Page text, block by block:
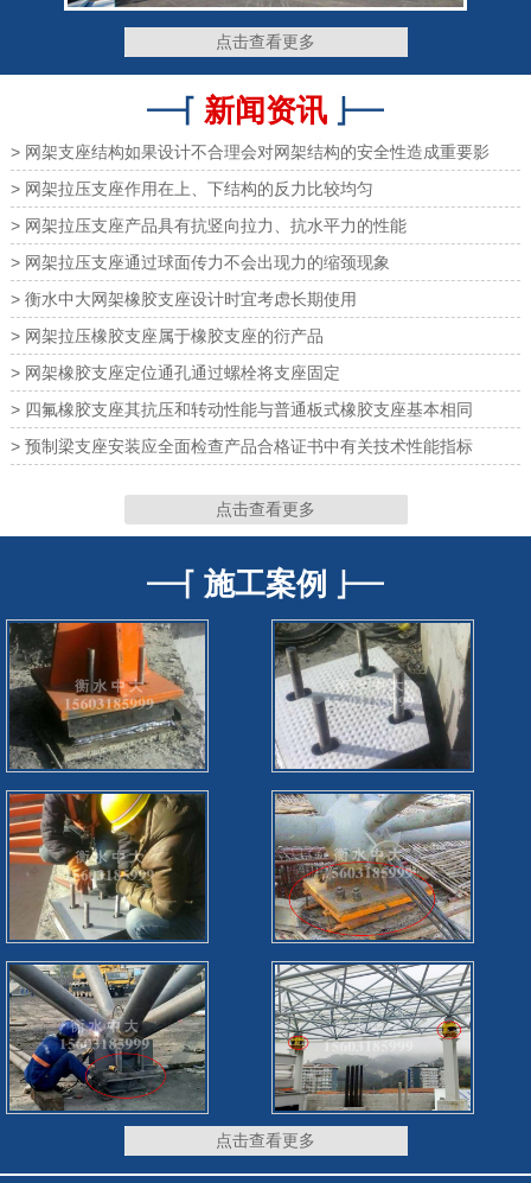
网架钢铰支座 网架钢铰支座
网架橡胶支座 网架橡胶支座
网架支座 网架支座
网架支座 网架支座
点击查看更多
新闻资讯
> 网架支座结构如果设计不合理会对网架结构的安全性造成重要影
> 网架拉压支座作用在上、下结构的反力比较均匀
> 网架拉压支座产品具有抗竖向拉力、抗水平力的性能
> 网架拉压支座通过球面传力不会出现力的缩颈现象
> 衡水中大网架橡胶支座设计时宜考虑长期使用
> 网架拉压橡胶支座属于橡胶支座的衍产品
> 网架橡胶支座定位通孔通过螺栓将支座固定
> 四氟橡胶支座其抗压和转动性能与普通板式橡胶支座基本相同
> 预制梁支座安装应全面检查产品合格证书中有关技术性能指标
点击查看更多
施工案例
点击查看更多